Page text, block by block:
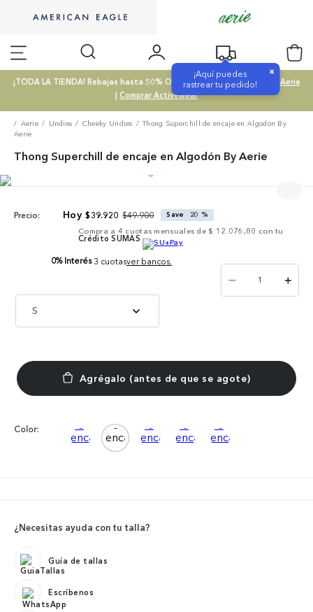
¡Aquí puedes
rastrear tu pedido!
×
¡TODA LA TIENDA! Rebajas hasta 50% OFF |Comprar SALE|Comprar Aerie
| Comprar Activewear
Aerie Undies Cheeky Undies
Thong Superchill de encaje en Algodón By
Aerie
Thong Superchill de encaje en Algodón By Aerie
Precio: $39.920 $49.900 Save 20 %
Compra a 4 cuotas mensuales de $ 12.076,80 con tu
Crédito SUMAS
0% Interés 3 cuotasver bancos.
S
＋
－
Color:
¿Necesitas ayuda con tu talla?
Guía de tallas
Escríbenos